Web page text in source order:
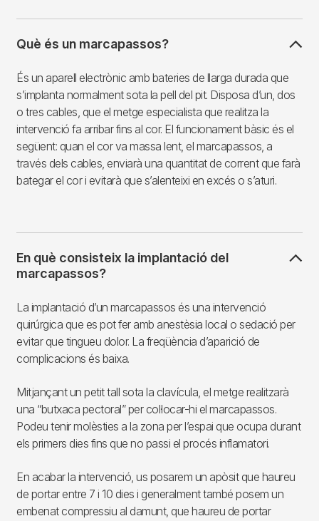
Què és un marcapassos?
És un aparell electrònic amb bateries de llarga durada que
s’implanta normalment sota la pell del pit. Disposa d’un, dos
o tres cables, que el metge especialista que realitza la
intervenció fa arribar fins al cor. El funcionament bàsic és el
següent: quan el cor va massa lent, el marcapassos, a
través dels cables, enviarà una quantitat de corrent que farà
bategar el cor i evitarà que s’alenteixi en excés o s’aturi.
En què consisteix la implantació del
marcapassos?
La implantació d’un marcapassos és una intervenció
quirúrgica que es pot fer amb anestèsia local o sedació per
evitar que tingueu dolor. La freqüència d’aparició de
complicacions és baixa.
Mitjançant un petit tall sota la clavícula, el metge realitzarà
una “butxaca pectoral” per col·locar-hi el marcapassos.
Podeu tenir molèsties a la zona per l’espai que ocupa durant
els primers dies fins que no passi el procés inflamatori.
En acabar la intervenció, us posarem un apòsit que haureu
de portar entre 7 i 10 dies i generalment també posem un
embenat compressiu al damunt, que haureu de portar